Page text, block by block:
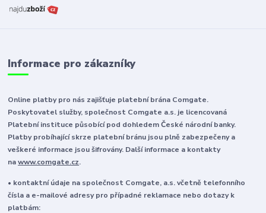
Informace pro zákazníky
Online platby pro nás zajišťuje platební brána Comgate.
Poskytovatel služby, společnost Comgate a.s. je licencovaná
Platební instituce působící pod dohledem České národní banky.
Platby probíhající skrze platební bránu jsou plně zabezpečeny a
veškeré informace jsou šifrovány. Další informace a kontakty
nawww.comgate.cz.
• kontaktní údaje na společnost Comgate, a.s. včetně telefonního
čísla a e-mailové adresy pro případné reklamace nebo dotazy k
platbám: